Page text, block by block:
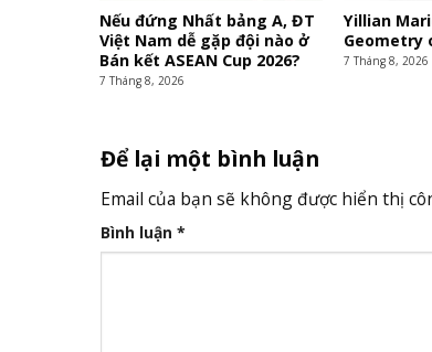
Nếu đứng Nhất bảng A, ĐT
Việt Nam dễ gặp đội nào ở
Bán kết ASEAN Cup 2026?
7 Tháng 8, 2026
Yillian
Geometry
7 Tháng 8, 2026
Để lại một bình luận
Email của bạn sẽ không được hiển thị
Bình luận *